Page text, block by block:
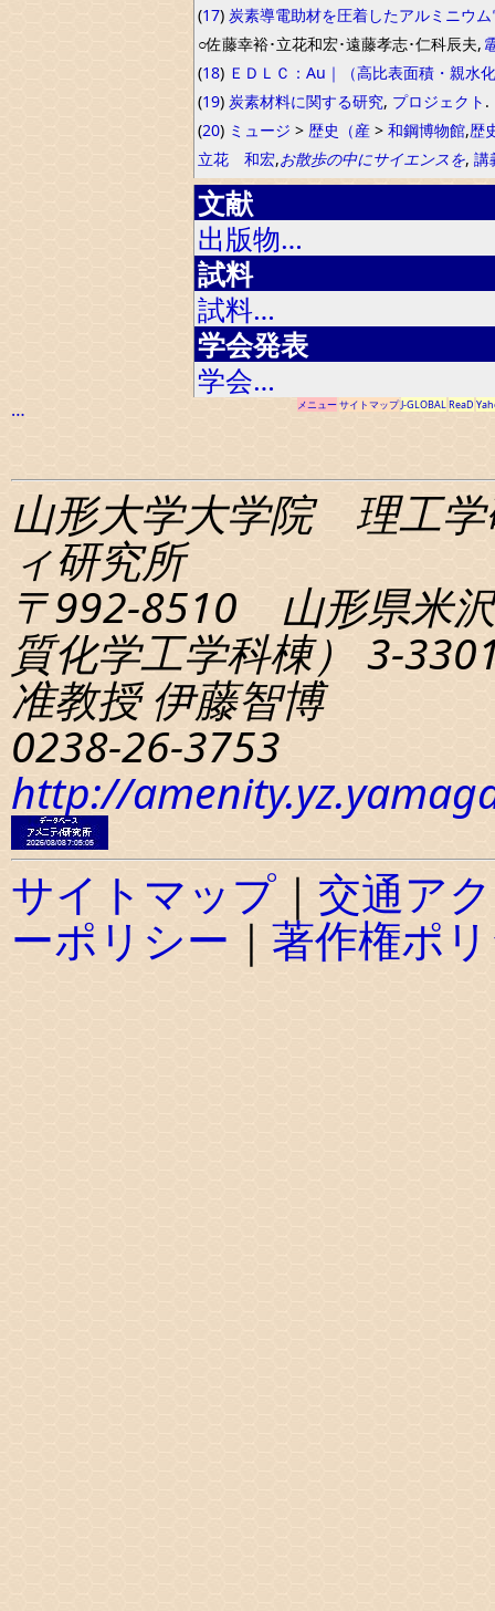
(17) 炭素導電助材を圧着したアルミニウ
○佐藤幸裕･立花和宏･遠藤孝志･仁科辰夫,
(18) ＥＤＬＣ：Au｜（高比表面積・親水
(19) 炭素材料に関する研究, プロジェクト .
(20) ミュージ > 歴史（産 > 和鋼博物館,歴
立花 和宏,お散歩の中にサイエンスを, 講
文献
出版物…
試料
試料…
学会発表
学会…
… メニューサイトマップJ-GLOBALReaD
山形大学大学院 理工学
ィ研究所
〒992-8510 山形県米
質化学工学科棟） 3-
准教授 伊藤智博
0238-26-3753
http://
サイトマップ ｜ 交通ア
ーポリシー ｜ 著作権ポ